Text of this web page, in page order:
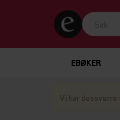
EBØKER
Vi har